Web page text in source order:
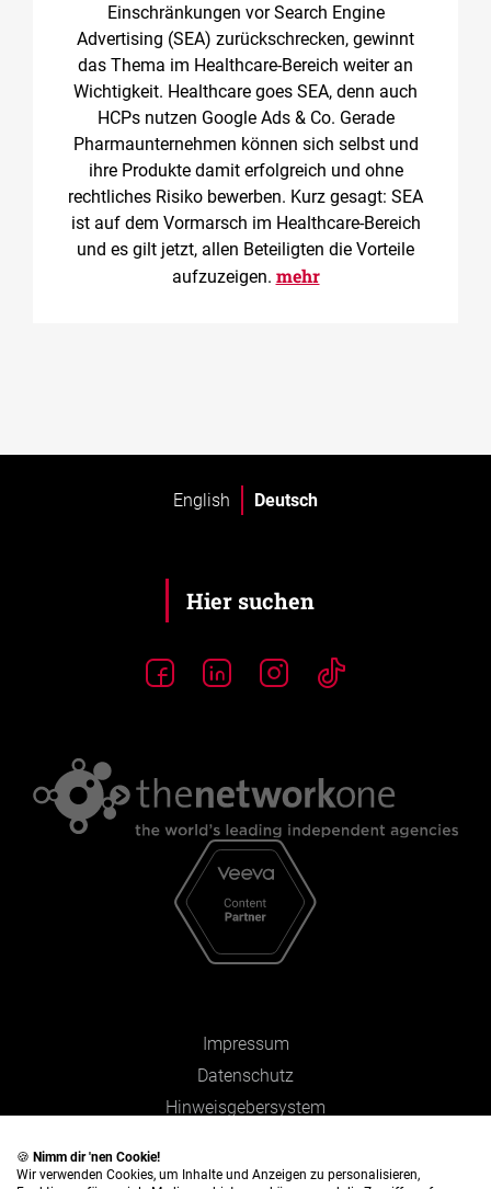
Einschränkungen vor Search Engine
Advertising (SEA) zurückschrecken, gewinnt
das Thema im Healthcare-Bereich weiter an
Wichtigkeit. Healthcare goes SEA, denn auch
HCPs nutzen Google Ads & Co. Gerade
Pharmaunternehmen können sich selbst und
ihre Produkte damit erfolgreich und ohne
rechtliches Risiko bewerben. Kurz gesagt: SEA
ist auf dem Vormarsch im Healthcare-Bereich
und es gilt jetzt, allen Beteiligten die Vorteile
aufzuzeigen. mehr
English Deutsch
Impressum
Datenschutz
Hinweisgebersystem
🍪 Nimm dir 'nen Cookie!
Wir verwenden Cookies, um Inhalte und Anzeigen zu personalisieren,